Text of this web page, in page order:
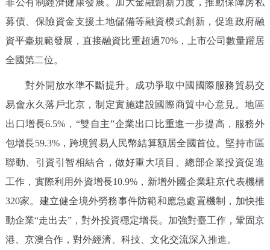
非公有制經濟健康發展。加大金融創新力度，推動保障房私
募債、保險資金支援土地儲備等融資模式創新，促進政府融
資平臺規範發展，直接融資比重超過70%，上市公司數量躍居
全國第二位。
對外開放水準不斷提升。成功爭取中國國際服務貿易交
易會永久落戶北京，制定實施建設國際商貿中心意見。地區
出口增長6.5%，“雙自主”企業出口比重進一步提高，服務外
包增長59.3%，跨境貿易人民幣結算額居全國首位。堅持市區
聯動、引資引智相結合，做好重大項目、總部企業投資促進
工作，實際利用外資增長10.9%，新增外國企業駐京代表機構
320家。建立健全境外勞務事件防範和應急處置機制，加快推
動企業“走出去”，對外投資穩定增長。加強對臺工作，鞏固京
港、京澳合作，對外經濟、科技、文化交流深入推進。